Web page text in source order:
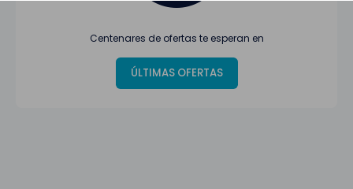
Centenares de ofertas te esperan en
ÚLTIMAS OFERTAS